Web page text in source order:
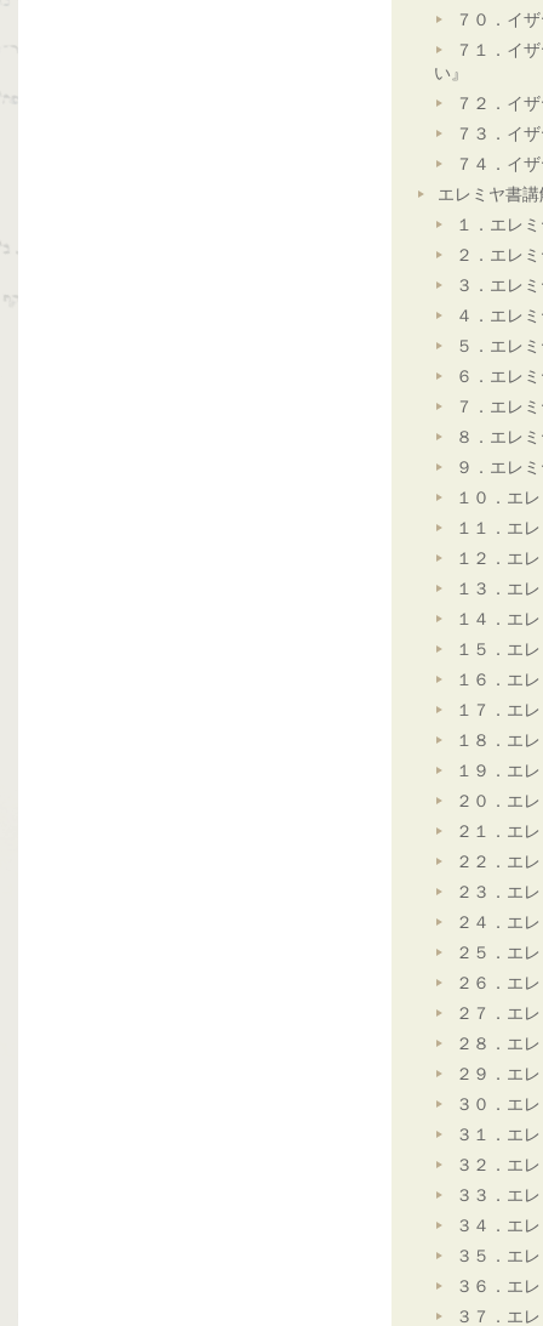
７０．イ
７１．イ
い』
７２．イ
７３．イ
７４．イ
エレミヤ書講
１．エレ
２．エレ
３．エレ
４．エレ
５．エレ
６．エレ
７．エレ
８．エレ
９．エレ
１０．エ
１１．エ
１２．エ
１３．エ
１４．エ
１５．エ
１６．エ
１７．エ
１８．エ
１９．エ
２０．エ
２１．エ
２２．エ
２３．エ
２４．エ
２５．エ
２６．エ
２７．エ
２８．エ
２９．エ
３０．エ
３１．エ
３２．エ
３３．エ
３４．エ
３５．エ
３６．エ
３７．エ